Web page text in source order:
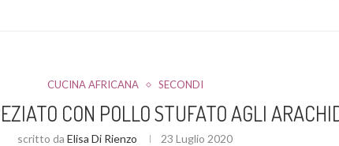
CUCINA AFRICANA SECONDI
CON POLLO STUFATO AGLI
scritto daElisa Di Rienzo 23 Luglio 2020